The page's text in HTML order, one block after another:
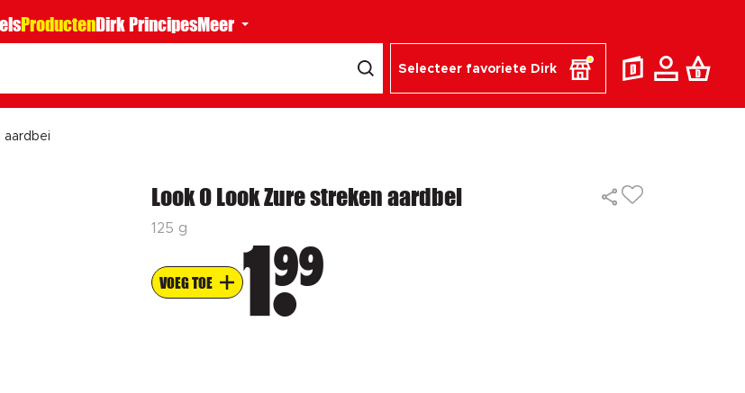
ProductenDirk PrincipesMeer
Selecteer favoriete Dirk
aardbei
Look O Look Zure streken aardbei
125 g
VOEG TOE 1 99